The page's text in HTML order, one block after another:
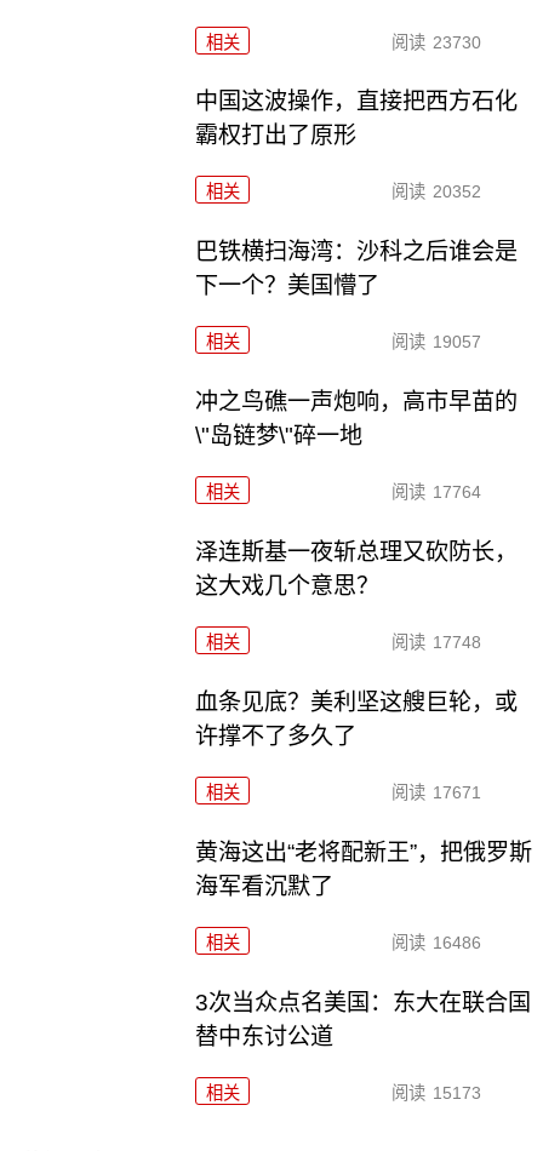
相关 阅读 23730
中国这波操作，直接把西方石化
霸权打出了原形
相关 阅读 20352
巴铁横扫海湾：沙科之后谁会是
下一个？美国懵了
相关 阅读 19057
冲之鸟礁一声炮响，高市早苗的
\"岛链梦\"碎一地
相关 阅读 17764
泽连斯基一夜斩总理又砍防长，
这大戏几个意思？
相关 阅读 17748
血条见底？美利坚这艘巨轮，或
许撑不了多久了
相关 阅读 17671
黄海这出“老将配新王”，把俄罗斯
海军看沉默了
相关 阅读 16486
3次当众点名美国：东大在联合国
替中东讨公道
相关 阅读 15173